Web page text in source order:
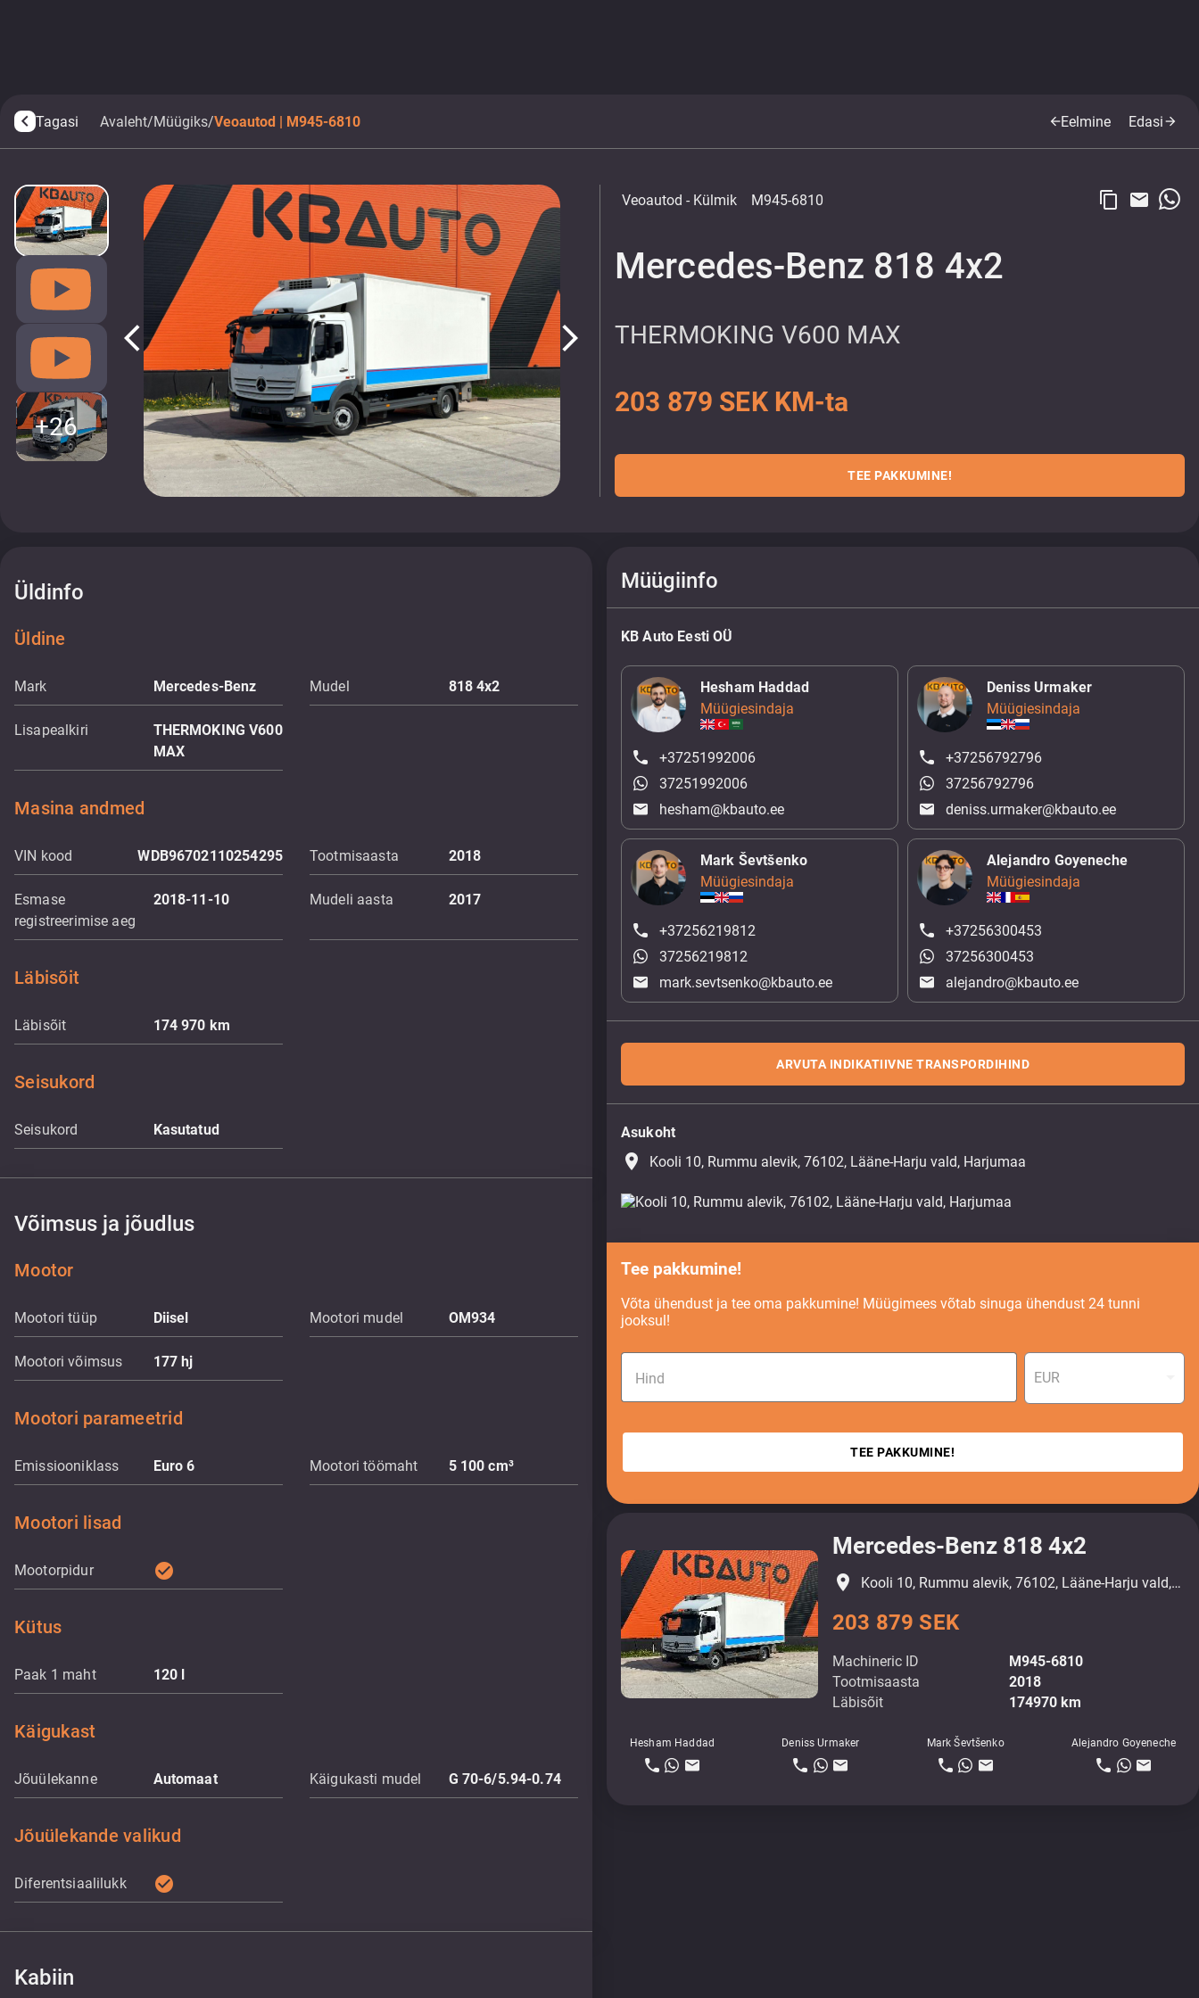
arrow_back_ios Tagasi Avaleht/Müügiks/Veoautod | M945-6810 arrow_backEelmine Edasiarrow_forward
arrow_back_ios arrow_forward_ios
+26
Veoautod - Külmik M945-6810 content_copy email
Mercedes-Benz 818 4x2
THERMOKING V600 MAX
203 879 SEK KM-ta
TEE PAKKUMINE!
Üldinfo
Üldine
Mark Mercedes-Benz Mudel 818 4x2
Lisapealkiri
THERMOKING V600
MAX
Masina andmed
VIN kood WDB96702110254295 Tootmisaasta 2018
Esmase
registreerimise aeg
2018-11-10 Mudeli aasta 2017
Läbisõit
Läbisõit 174 970 km
Seisukord
Seisukord Kasutatud
Võimsus ja jõudlus
Mootor
Mootori tüüp Diisel Mootori mudel OM934
Mootori võimsus 177hj
Mootori parameetrid
Emissiooniklass Euro 6 Mootori töömaht 5 100cm³
Mootori lisad
Mootorpidur check_circle
Kütus
Paak 1 maht 120 l
Käigukast
Jõuülekanne Automaat Käigukasti mudel G 70-6/5.94-0.74
Jõuülekande valikud
Diferentsiaalilukk check_circle
Kabiin
Müügiinfo
KB Auto Eesti OÜ
Hesham Haddad
Müügiesindaja
+37251992006
37251992006
hesham@kbauto.ee
Deniss Urmaker
Müügiesindaja
+37256792796
37256792796
deniss.urmaker@kbauto.ee
Mark Ševtšenko
Müügiesindaja
+37256219812
37256219812
mark.sevtsenko@kbauto.ee
Alejandro Goyeneche
Müügiesindaja
+37256300453
37256300453
alejandro@kbauto.ee
ARVUTA INDIKATIIVNE TRANSPORDIHIND
Asukoht
place Kooli 10, Rummu alevik, 76102, Lääne-Harju vald, Harjumaa
Tee pakkumine!
Võta ühendust ja tee oma pakkumine! Müügimees võtab sinuga ühendust 24 tunni
jooksul!
Hind EUR
TEE PAKKUMINE!
Mercedes-Benz 818 4x2
Machineric ID
M945-6810
Tootmisaasta
2018
Läbisõit
174970 km
Hesham Haddad Deniss Urmaker Mark Ševtšenko Alejandro Goyeneche
203 879 SEK
place Kooli 10, Rummu alevik, 76102, Lääne-Harju vald, Harjumaa